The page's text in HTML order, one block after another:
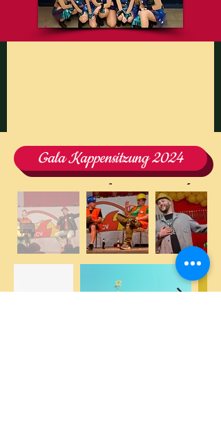
Gala Kappensitzung 2024